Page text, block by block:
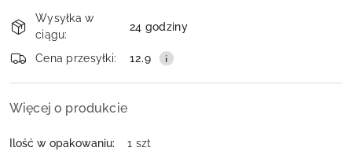
i
dostawa
Wysyłka w
ciągu:
24 godziny
Cena przesyłki: 12.9
Więcej o produkcie
Ilość w opakowaniu: 1 szt